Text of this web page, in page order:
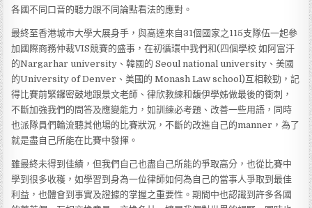
各國不同口音的聽力跟不同論點看法的應對。
最終至香港城市大學大展身手，與高達來自31個國家之115支隊伍一起參
加國際商務仲裁VIS競賽的盛事，在初循環中我們和(四個學校 如阿富汗
的Nargarhar university、韓國的 Seoul national university、美國
的University of Denver、美國的 Monash Law school)互相較勁，記
得比賽前緊鑼密鼓地跟景文老師、律欣教練和馥伊學姊做最後的衝刺，
不斷加強我們的問答及應變能力，如訓練必考題、改善一些用語，同時
也派隊員們輪流聽其他場的比賽狀況，不斷的改進自己的manner，為了
就是盡自己所能在比賽中發揮。
雖最終未得到佳績，但我們自己也盡自己所能的爭取高分，也從比賽中
學到很多收穫，如學習到身為一位律師如何為自己的當事人爭取到最佳
利益，也體會到事實及證據的掌握之重要性。期間中也認識到許多各國